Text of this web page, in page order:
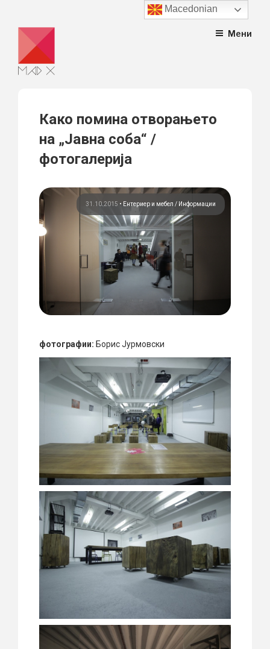
content
Мени
Како помина отворањето
на „Јавна соба“ /
фотогалерија
31.10.2015 • Ентериер и мебел Информации
фотографии: Борис Јурмовски
Macedonian